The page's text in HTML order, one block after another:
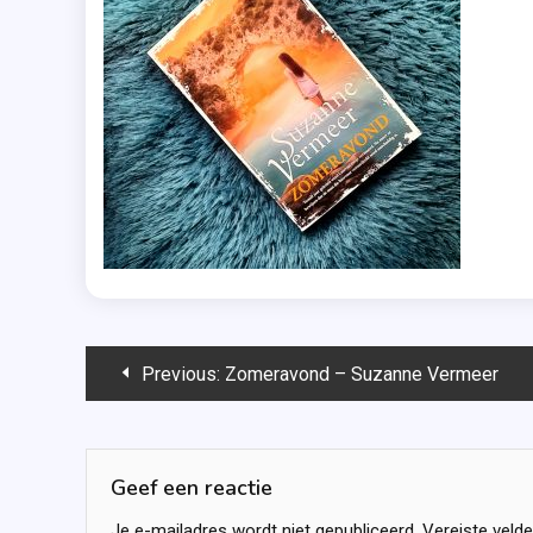
Bericht
Previous: Zomeravond – Suzanne Vermeer
Geef een reactie